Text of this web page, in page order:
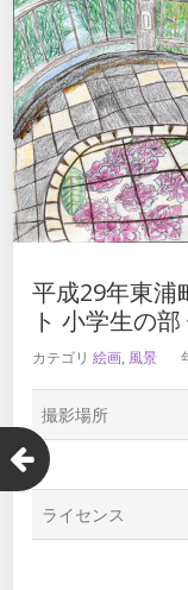
平成29年東浦
ト 小学生の
カテゴリ絵画, 風景
撮影場所
ライセンス